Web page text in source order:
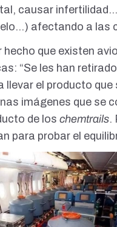
causar
afectando a las
hecho que existen
“Se les han
llevar el producto
imágenes que se
de loschemtrails.
para probar el